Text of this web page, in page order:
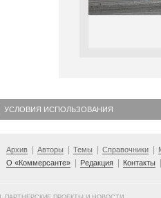
УСЛОВИЯ ИСПОЛЬЗОВАНИЯ
Архив Авторы Темы Справочники
О «Коммерсанте»
Редакция Контакты